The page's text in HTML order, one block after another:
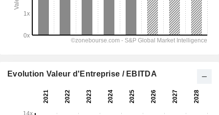
Evolution Valeur d'Entreprise / EBITDA